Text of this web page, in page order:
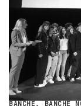
BANCHE,BANCHE